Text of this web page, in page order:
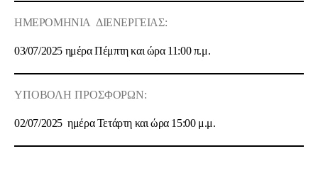
ΗΜΕΡΟΜΗΝΙΑ ΔΙΕΝΕΡΓΕΙΑΣ:
03/07/2025 ημέρα Πέμπτη και ώρα 11:00 π.μ.
ΥΠΟΒΟΛΗ ΠΡΟΣΦΟΡΩΝ:
02/07/2025 ημέρα Τετάρτη και ώρα 15:00 μ.μ.